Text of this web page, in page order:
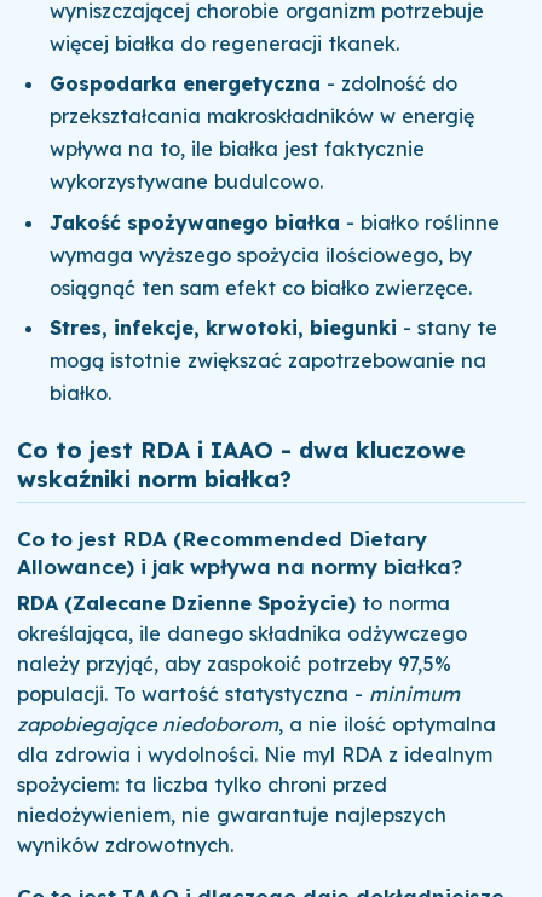
wyniszczającej chorobie organizm potrzebuje
więcej białka do regeneracji tkanek.
Gospodarka energetyczna - zdolność do
przekształcania makroskładników w energię
wpływa na to, ile białka jest faktycznie
wykorzystywane budulcowo.
Jakość spożywanego białka - białko roślinne
wymaga wyższego spożycia ilościowego, by
osiągnąć ten sam efekt co białko zwierzęce.
Stres, infekcje, krwotoki, biegunki - stany te
mogą istotnie zwiększać zapotrzebowanie na
białko.
Co to jest RDA i IAAO - dwa kluczowe
wskaźniki norm białka?
Co to jest RDA (Recommended Dietary
Allowance) i jak wpływa na normy białka?
RDA (Zalecane Dzienne Spożycie)to norma
określająca, ile danego składnika odżywczego
należy przyjąć, aby zaspokoić potrzeby 97,5%
populacji. To wartość statystyczna - minimum
zapobiegające niedoborom, a nie ilość optymalna
dla zdrowia i wydolności. Nie myl RDA z idealnym
spożyciem: ta liczba tylko chroni przed
niedożywieniem, nie gwarantuje najlepszych
wyników zdrowotnych.